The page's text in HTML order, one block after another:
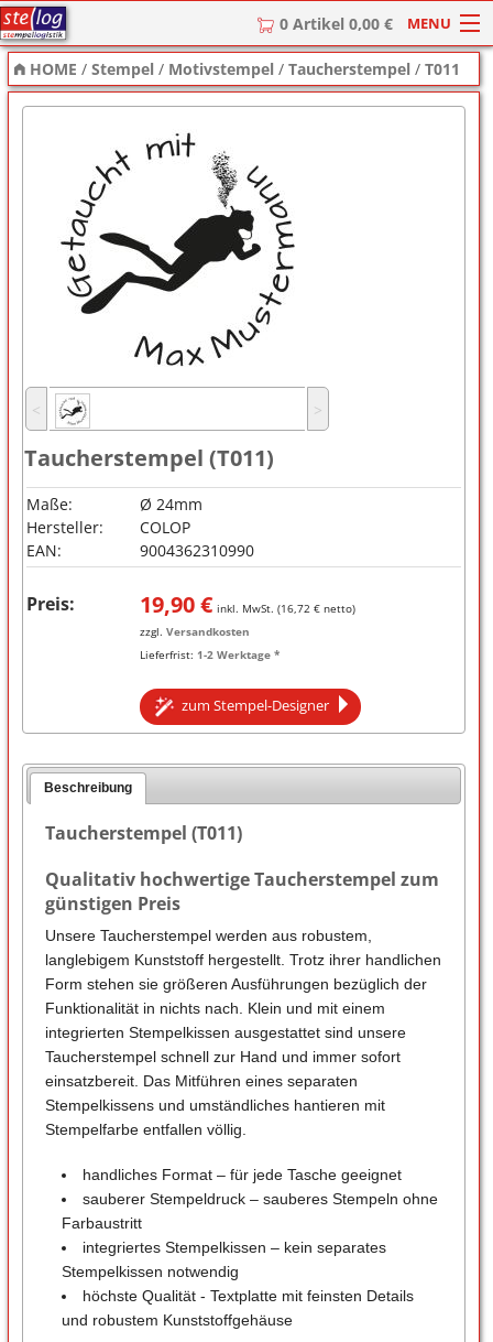
0 Artikel 0,00 € MENU
HOME
Stempel-Textplatten
Stempelzubehör
HOME /Stempel / Motivstempel /Taucherstempel /T011
˂ ˃
Taucherstempel (T011)
Maße:
Ø 24mm
Hersteller:
COLOP
EAN:
9004362310990
Preis: 19,90€ inkl. MwSt. (16,72€ netto)
zzgl. Versandkosten
Lieferfrist: 1-2 Werktage *
zum Stempel-Designer
Beschreibung
Taucherstempel (T011)
Qualitativ hochwertige Taucherstempel zum
günstigen Preis
Unsere Taucherstempel werden aus robustem,
langlebigem Kunststoff hergestellt. Trotz ihrer handlichen
Form stehen sie größeren Ausführungen bezüglich der
Funktionalität in nichts nach. Klein und mit einem
integrierten Stempelkissen ausgestattet sind unsere
Taucherstempel schnell zur Hand und immer sofort
einsatzbereit. Das Mitführen eines separaten
Stempelkissens und umständliches hantieren mit
Stempelfarbe entfallen völlig.
handliches Format – für jede Tasche geeignet
sauberer Stempeldruck – sauberes Stempeln ohne
Farbaustritt
integriertes Stempelkissen – kein separates
Stempelkissen notwendig
höchste Qualität - Textplatte mit feinsten Details
und robustem Kunststoffgehäuse